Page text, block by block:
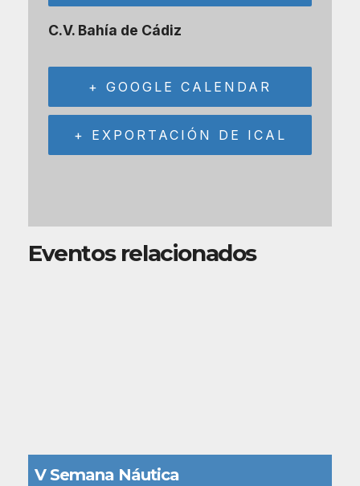
C.V. Bahía de Cádiz
+ GOOGLE CALENDAR
+ EXPORTACIÓN DE ICAL
Eventos relacionados
V Semana Náutica